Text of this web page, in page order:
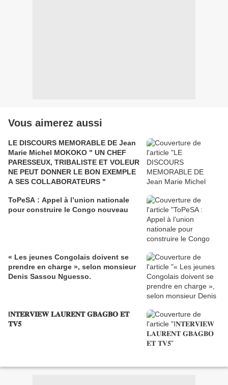
Vous aimerez aussi
LE DISCOURS MEMORABLE DE Jean
Marie Michel MOKOKO " UN CHEF
PARESSEUX, TRIBALISTE ET VOLEUR
NE PEUT DONNER LE BON EXEMPLE
A SES COLLABORATEURS "
ToPeSA : Appel à l’union nationale
pour construire le Congo nouveau
« Les jeunes Congolais doivent se
prendre en charge », selon monsieur
Denis Sassou Nguesso.
I𝐍𝐓𝐄𝐑𝐕𝐈𝐄𝐖 𝐋𝐀𝐔𝐑𝐄𝐍𝐓 𝐆𝐁𝐀𝐆𝐁𝐎 𝐄𝐓
𝐓𝐕𝟓